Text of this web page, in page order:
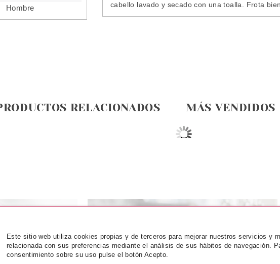
Hombre
cabello lavado y secado con una toalla. Frota
RELACIONADOS MÁS VENDIDOS
SEBASTIAN PROFESSIONAL COLORCREM
Este sitio web utiliza cookies propias y de terceros para mejorar nuestros servicios y
relacionada con sus preferencias mediante el análisis de sus hábitos de navegación.
consentimiento sobre su uso pulse el botón Acepto.